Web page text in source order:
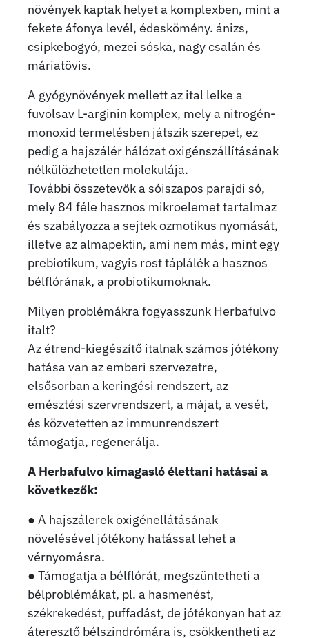
növények kaptak helyet a komplexben, mint a
fekete áfonya levél, édeskömény. ánizs,
csipkebogyó, mezei sóska, nagy csalán és
máriatövis.
A gyógynövények mellett az ital lelke a
fuvolsav L-arginin komplex, mely a nitrogén-
monoxid termelésben játszik szerepet, ez
pedig a hajszálér hálózat oxigénszállításának
nélkülözhetetlen molekulája.
További összetevők a sóiszapos parajdi só,
mely 84 féle hasznos mikroelemet tartalmaz
és szabályozza a sejtek ozmotikus nyomását,
illetve az almapektin, ami nem más, mint egy
prebiotikum, vagyis rost táplálék a hasznos
bélflórának, a probiotikumoknak.
Milyen problémákra fogyasszunk Herbafulvo
italt?
Az étrend-kiegészítő italnak számos jótékony
hatása van az emberi szervezetre,
elsősorban a keringési rendszert, az
emésztési szervrendszert, a májat, a vesét,
és közvetetten az immunrendszert
támogatja, regenerálja.
A Herbafulvo kimagasló élettani hatásai a
következők:
● A hajszálerek oxigénellátásának
növelésével jótékony hatással lehet a
vérnyomásra.
● Támogatja a bélflórát, megszüntetheti a
bélproblémákat, pl. a hasmenést,
székrekedést, puffadást, de jótékonyan hat az
áteresztő bélszindrómára is, csökkentheti az